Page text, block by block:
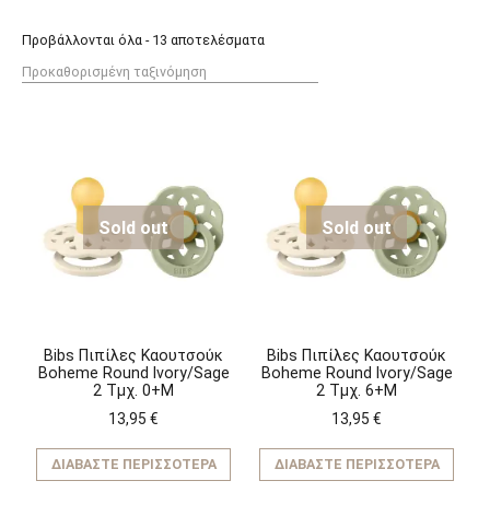
Προβάλλονται όλα - 13 αποτελέσματα
Sold out
Bibs Πιπίλες Καουτσούκ
Boheme Round Ivory/Sage
2 Τμχ. 0+M
13,95 €
ΔΙΑΒΆΣΤΕ ΠΕΡΙΣΣΌΤΕΡΑ
Sold out
Bibs Πιπίλες Καουτσούκ
Boheme Round Ivory/Sage
2 Τμχ. 6+M
13,95 €
ΔΙΑΒΆΣΤΕ ΠΕΡΙΣΣΌΤΕΡΑ